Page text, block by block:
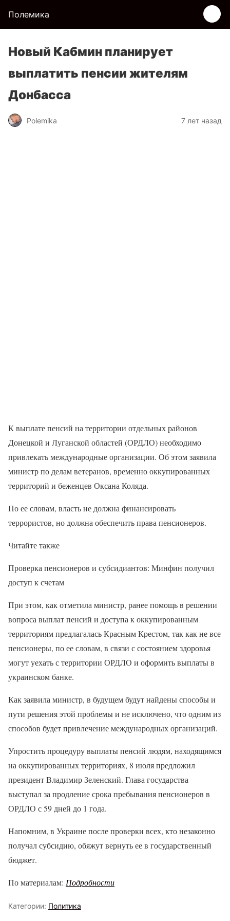
Полемика
Новый Кабмин планирует
выплатить пенсии жителям
Донбасса
Polemika 7 лет назад
К выплате пенсий на территории отдельных районов
Донецкой и Луганской областей (ОРДЛО) необходимо
привлекать международные организации. Об этом заявила
министр по делам ветеранов, временно оккупированных
территорий и беженцев Оксана Коляда.
По ее словам, власть не должна финансировать
террористов, но должна обеспечить права пенсионеров.
Читайте также
Проверка пенсионеров и субсидиантов: Минфин получил
доступ к счетам
При этом, как отметила министр, ранее помощь в решении
вопроса выплат пенсий и доступа к оккупированным
территориям предлагалась Красным Крестом, так как не все
пенсионеры, по ее словам, в связи с состоянием здоровья
могут уехать с территории ОРДЛО и оформить выплаты в
украинском банке.
Как заявила министр, в будущем будут найдены способы и
пути решения этой проблемы и не исключено, что одним из
способов будет привлечение международных организаций.
Упростить процедуру выплаты пенсий людям, находящимся
на оккупированных территориях, 8 июля предложил
президент Владимир Зеленский. Глава государства
выступал за продление срока пребывания пенсионеров в
ОРДЛО с 59 дней до 1 года.
Напомним, в Украине после проверки всех, кто незаконно
получал субсидию, обяжут вернуть ее в государственный
бюджет.
По материалам: Подробности
Категории: Политика